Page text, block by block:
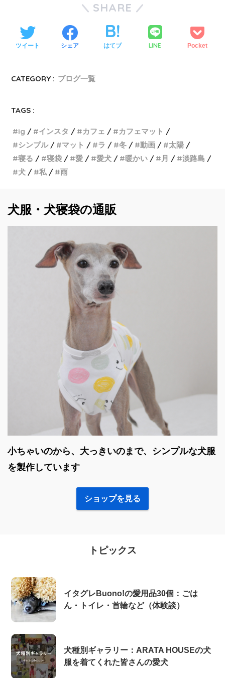
SHARE
ツイート シェア はてブ LINE Pocket
CATEGORY : ブログ一覧
TAGS :
ig インスタ カフェ
カフェマット
シンプル
マット ラ 冬 動画
太陽
寝る
寝袋 愛 愛犬 暖かい 月
淡路島
犬
私 雨
犬服・犬寝袋の通販
小ちゃいのから、大っきいのまで、シンプルな犬服
を製作しています
ショップを見る
トピックス
イタグレBuono!の愛用品30個：ごは
ん・トイレ・首輪など（体験談）
犬種別ギャラリー：ARATA HOUSEの犬
服を着てくれた皆さんの愛犬